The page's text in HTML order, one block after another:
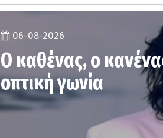
06-08-2026
Ο καθένας, ο
οπτική γωνία